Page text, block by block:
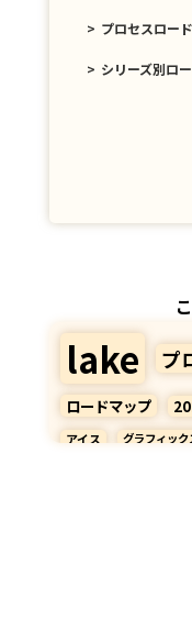
プロセスロー
シリーズ別ロ
lake プ
ロードマップ
アイス グラフィック